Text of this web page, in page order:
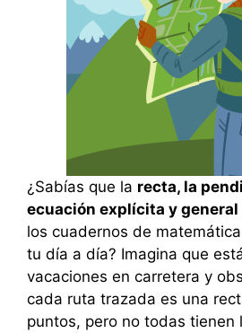
¿Sabías que la recta, la
ecuación explícita y general
los cuadernos de
tu día a día? Imagina que
vacaciones en carretera y
cada ruta trazada es una
puntos, pero no todas tienen